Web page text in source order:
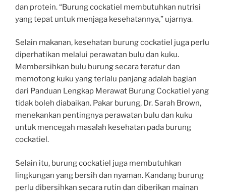
dan protein. “Burung cockatiel membutuhkan nutrisi
yang tepat untuk menjaga kesehatannya,” ujarnya.
Selain makanan, kesehatan burung cockatiel juga perlu
diperhatikan melalui perawatan bulu dan kuku.
Membersihkan bulu burung secara teratur dan
memotong kuku yang terlalu panjang adalah bagian
dari Panduan Lengkap Merawat Burung Cockatiel yang
tidak boleh diabaikan. Pakar burung, Dr. Sarah Brown,
menekankan pentingnya perawatan bulu dan kuku
untuk mencegah masalah kesehatan pada burung
cockatiel.
Selain itu, burung cockatiel juga membutuhkan
lingkungan yang bersih dan nyaman. Kandang burung
perlu dibersihkan secara rutin dan diberikan mainan